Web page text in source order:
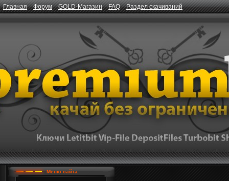
Главная Форум GOLD-Магазин FAQ Раздел скачиваний
Меню сайта